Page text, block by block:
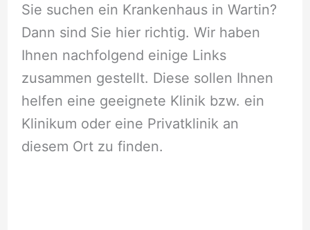
Sie suchen ein Krankenhaus in Wartin?
Dann sind Sie hier richtig. Wir haben
Ihnen nachfolgend einige Links
zusammen gestellt. Diese sollen Ihnen
helfen eine geeignete Klinik bzw. ein
Klinikum oder eine Privatklinik an
diesem Ort zu finden.